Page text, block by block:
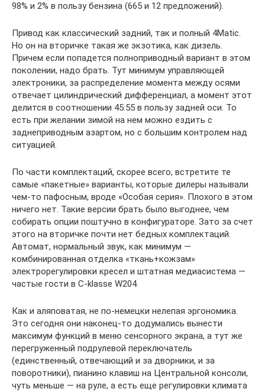
98% и 2% в пользу бензина (665 и 12 предложений).
Привод как классический задний, так и полный 4Matic.
Но он на вторичке такая же экзотика, как дизель.
Причем если попадется полноприводный вариант в этом
поколении, надо брать. Тут минимум управляющей
электроники, за распределение момента между осями
отвечает цилиндрический дифференциал, а момент этот
делится в соотношении 45:55 в пользу задней оси. То
есть при желании зимой на нем можно ездить с
заднеприводным азартом, но с большим контролем над
ситуацией.
По части комплектаций, скорее всего, встретите те
самые «пакетные» варианты, которые дилеры называли
чем-то пафосным, вроде «Особая серия». Плохого в этом
ничего нет. Такие версии брать было выгоднее, чем
собирать опции поштучно в конфигураторе. Зато за счет
этого на вторичке почти нет бедных комплектаций.
Автомат, нормальный звук, как минимум —
комбинированная отделка «ткань+кожзам»
электрорегулировки кресел и штатная медиасистема —
частые гости в C-klasse W204.
Как и аляповатая, не по-немецки нелепая эргономика.
Это сегодня они наконец-то додумались вынести
максимум функций в меню сенсорного экрана, а тут же
перегруженный подрулевой переключатель
(единственный, отвечающий и за дворники, и за
поворотники), пианино клавиш на Центральной консоли,
чуть меньше — на руле, а есть еще регулировки климата